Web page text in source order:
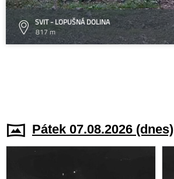
SVIT - LOPUŠNÁ DOLINA
817 m
Pátek 07.08.2026 (dnes)